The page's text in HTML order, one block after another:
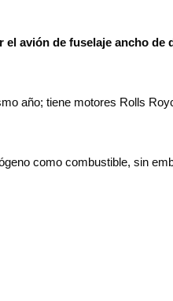
avión de fuselaje ancho
año; tiene motores Rolls
como combustible, sin